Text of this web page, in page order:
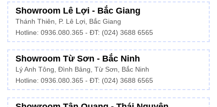
Showroom Lê Lợi - Bắc Giang
Thánh Thiên, P. Lê Lợi, Bắc Giang
Hotline: 0936.080.365 - ĐT: (024) 3688 6565
Showroom Từ Sơn - Bắc Ninh
Lý Anh Tông, Đình Bảng, Từ Sơn, Bắc Ninh
Hotline: 0936.080.365 - ĐT: (024) 3688 6565